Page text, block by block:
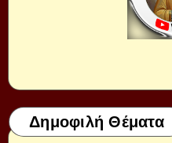
Δημοφιλή Θέματα